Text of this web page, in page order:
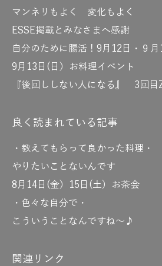
マンネリもよく 変化もよく
ESSE掲載とみなさまへ感謝
自分のために腸活！9月12日・９月
9月13日(日）お料理イベント
『後回ししない人になる』 3回目
良く読まれている記事
・教えてもらって良かった料理・
やりたいことないんです
8月14日(金）15日(土）お茶会
・色々な自分で・
こういうことなんですね～♪
関連リンク